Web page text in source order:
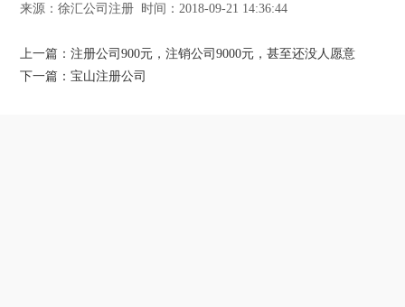
来源：徐汇公司注册 时间：2018-09-21 14:36:44
上一篇：注册公司900元，注销公司9000元，甚至还没人愿意
下一篇：宝山注册公司